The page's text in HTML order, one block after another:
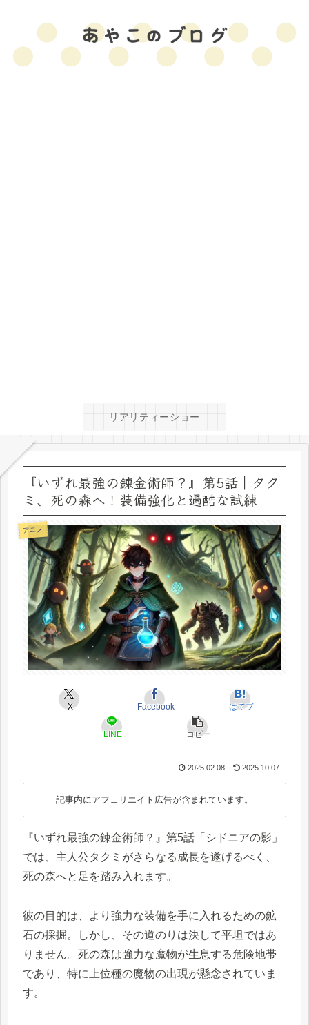
リアリティーショー
『いずれ最強の錬金術師？』第5話｜タク
ミ、死の森へ！装備強化と過酷な試練
アニメ
X Facebook はてブ
LINE コピー
2025.02.08 2025.10.07
記事内にアフェリエイト広告が含まれています。
『いずれ最強の錬金術師？』第5話「シドニアの影」
では、主人公タクミがさらなる成長を遂げるべく、
死の森へと足を踏み入れます。
彼の目的は、より強力な装備を手に入れるための鉱
石の採掘。しかし、その道のりは決して平坦ではあ
りません。死の森は強力な魔物が生息する危険地帯
であり、特に上位種の魔物の出現が懸念されていま
す。